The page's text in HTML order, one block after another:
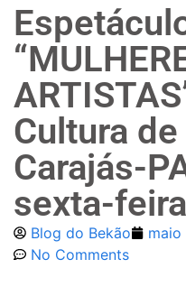
Cultura
Carajás-
sexta-
Blog do Bekão
No Comments